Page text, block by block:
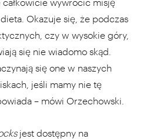
Okazuje się, że podczas
czy w wysokie góry,
się nie wiadomo skąd.
się one w naszych
jeśli mamy nie tę
– mówi Orzechowski.
jest dostępny na